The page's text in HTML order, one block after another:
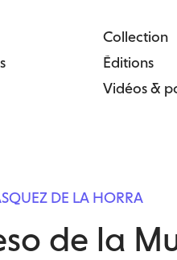
Collection
Éditions
Vidéos &
DE LA HORRA
de la